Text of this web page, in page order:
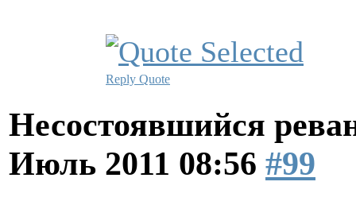
Reply Quote
Несостоявшийся
Июль 2011 08:56 #99